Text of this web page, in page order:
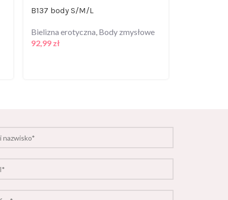
B137 body S/M/L
Bielizna erotyczna, Body zmysłowe
92,99 zł